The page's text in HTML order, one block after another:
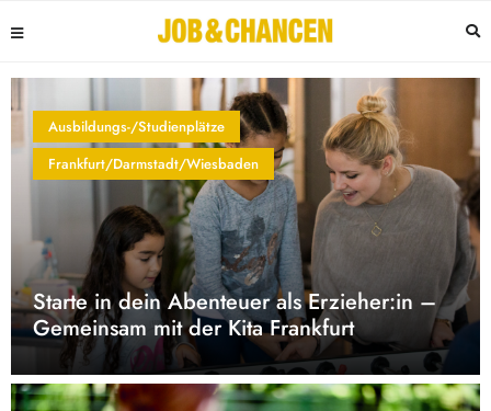
Ausbildungs-/Studienplätze
Frankfurt/Darmstadt/Wiesbaden
Starte in dein Abenteuer als Erzieher:in –
Gemeinsam mit der Kita Frankfurt